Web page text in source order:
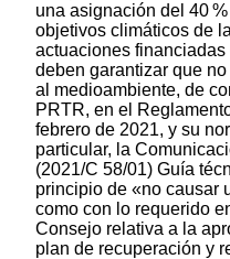
una asignación del 40
objetivos climáticos de
actuaciones
deben garantizar que
al medioambiente, de
PRTR, en el
febrero de 2021, y su
particular, la
(2021/C 58/01) Guía
principio de «no causar
como con lo requerido
Consejo relativa a la
plan de recuperación y